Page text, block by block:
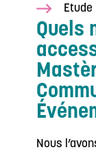
Quels
Nous